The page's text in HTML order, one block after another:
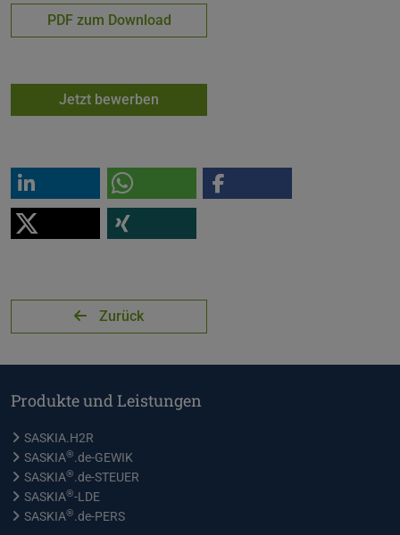
PDF zum Download
Jetzt bewerben
Zurück
Produkte und Leistungen
SASKIA.H2R
SASKIA®.de-GEWIK
SASKIA®.de-STEUER
SASKIA®-LDE
SASKIA®.de-PERS